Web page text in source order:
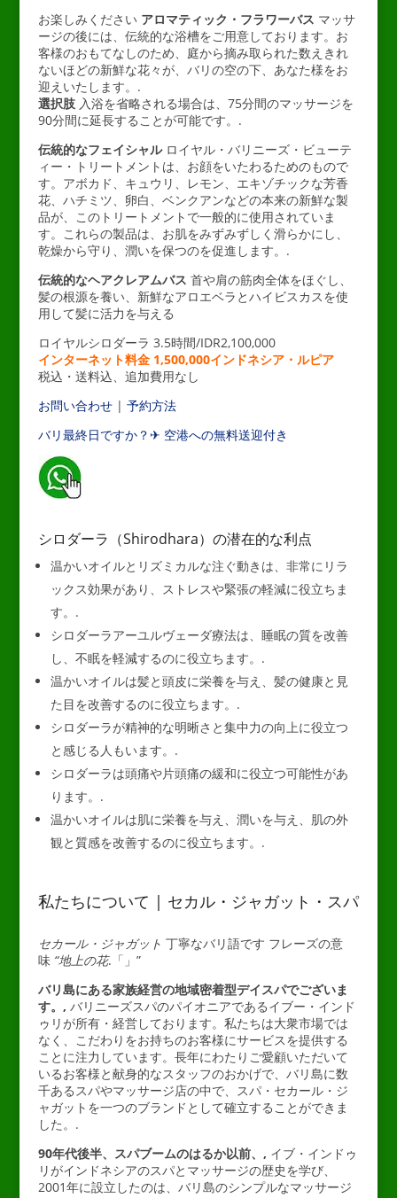
お楽しみください アロマティック・フラワーバス マッサ
ージの後には、伝統的な浴槽をご用意しております。お
客様のおもてなしのため、庭から摘み取られた数えきれ
ないほどの新鮮な花々が、バリの空の下、あなた様をお
迎えいたします。.
選択肢入浴を省略される場合は、75分間のマッサージを
90分間に延長することが可能です。.
伝統的なフェイシャル ロイヤル・バリニーズ・ビューテ
ィー・トリートメントは、お顔をいたわるためのもので
す。アボカド、キュウリ、レモン、エキゾチックな芳香
花、ハチミツ、卵白、ベンクアンなどの本来の新鮮な製
品が、このトリートメントで一般的に使用されていま
す。これらの製品は、お肌をみずみずしく滑らかにし、
乾燥から守り、潤いを保つのを促進します。.
伝統的なヘアクレアムバス 首や肩の筋肉全体をほぐし、
髪の根源を養い、新鮮なアロエベラとハイビスカスを使
用して髪に活力を与える
ロイヤルシロダーラ 3.5時間/IDR2,100,000
インターネット料金 1,500,000インドネシア・ルピア
税込・送料込、追加費用なし
お問い合わせ| 予約方法
バリ最終日ですか？✈ 空港への無料送迎付き
シロダーラ（Shirodhara）の潜在的な利点
温かいオイルとリズミカルな注ぐ動きは、非常にリラ
ックス効果があり、ストレスや緊張の軽減に役立ちま
す。.
シロダーラアーユルヴェーダ療法は、睡眠の質を改善
し、不眠を軽減するのに役立ちます。.
温かいオイルは髪と頭皮に栄養を与え、髪の健康と見
た目を改善するのに役立ちます。.
シロダーラが精神的な明晰さと集中力の向上に役立つ
と感じる人もいます。.
シロダーラは頭痛や片頭痛の緩和に役立つ可能性があ
ります。.
温かいオイルは肌に栄養を与え、潤いを与え、肌の外
観と質感を改善するのに役立ちます。.
私たちについて | セカル・ジャガット・スパ
セカール・ジャガット 丁寧なバリ語です フレーズの意
味 “地上の花.「」”
バリ島にある家族経営の地域密着型デイスパでございま
す。, バリニーズスパのパイオニアであるイブー・インド
ゥリが所有・経営しております。私たちは大衆市場では
なく、こだわりをお持ちのお客様にサービスを提供する
ことに注力しています。長年にわたりご愛顧いただいて
いるお客様と献身的なスタッフのおかげで、バリ島に数
千あるスパやマッサージ店の中で、スパ・セカール・ジ
ャガットを一つのブランドとして確立することができま
した。.
90年代後半、スパブームのはるか以前、, イブ・インドゥ
リがインドネシアのスパとマッサージの歴史を学び、
2001年に設立したのは、バリ島のシンプルなマッサージ